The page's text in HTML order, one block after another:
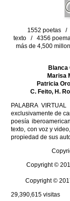
1552 poetas /
texto / 4356
más de 4,500
Blanca
Marisa
Patricia
C. Feito, H.
PALABRA
exclusivamente de
poesía
texto, con voz y
propiedad de sus
Copyright ©
Copyright ©
29,390,615 visitas